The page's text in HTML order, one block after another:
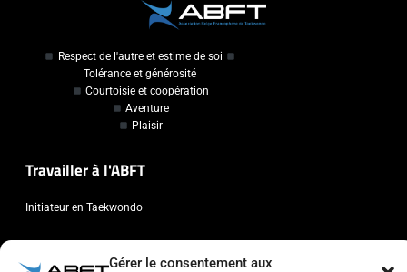
Gérer le consentement aux
Respect de l'autre et estime de soi
Tolérance et générosité
Courtoisie et coopération
Aventure
Plaisir
Travailler à l'ABFT
Initiateur en Taekwondo